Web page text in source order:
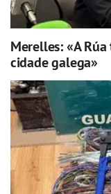
Merelles: «A
cidade galega»